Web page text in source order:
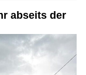
abseits der